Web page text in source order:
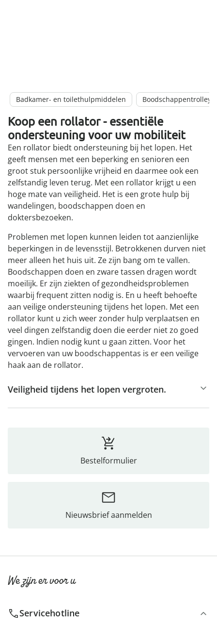
Badkamer- en toilethulpmiddelen Boodschappentrolleys
Koop een rollator - essentiële
ondersteuning voor uw mobiliteit
Een rollator biedt ondersteuning bij het lopen. Het
geeft mensen met een beperking en senioren een
groot stuk persoonlijke vrijheid en daarmee ook een
zelfstandig leven terug. Met een rollator krijgt u een
hoge mate van veiligheid. Het is een grote hulp bij
wandelingen, boodschappen doen en
doktersbezoeken.
Problemen met lopen kunnen leiden tot aanzienlijke
beperkingen in de levensstijl. Betrokkenen durven niet
meer alleen het huis uit. Ze zijn bang om te vallen.
Boodschappen doen en zware tassen dragen wordt
moeilijk. Er zijn ziekten of gezondheidsproblemen
waarbij frequent zitten nodig is. En u heeft behoefte
aan veilige ondersteuning tijdens het lopen. Met een
rollator kunt u zich weer zonder hulp verplaatsen en
veel dingen zelfstandig doen die eerder niet zo goed
gingen. Indien nodig kunt u gaan zitten. Voor het
vervoeren van uw boodschappentas is er een veilige
haak aan de rollator.
Veiligheid tijdens het lopen vergroten.
Bestelformulier
Nieuwsbrief aanmelden
We zijn er voor u
Servicehotline